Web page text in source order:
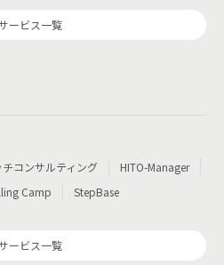
ービス一覧
コンサルティング
HITO-Manager
Camp StepBase
ービス一覧